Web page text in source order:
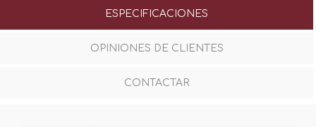
ESPECIFICACIONES
OPINIONES DE CLIENTES
CONTACTAR